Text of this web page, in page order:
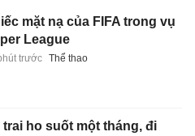
mặt nạ của FIFA trong vụ
League
trước Thể thao
trai ho suốt một tháng, đi